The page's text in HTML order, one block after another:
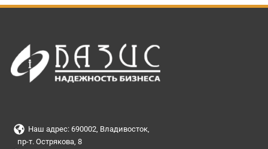
Наш адрес: 690002, Владивосток,
пр-т. Острякова, 8